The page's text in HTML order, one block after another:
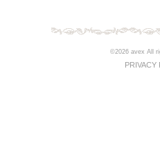
©2026 avex All
PRIVACY